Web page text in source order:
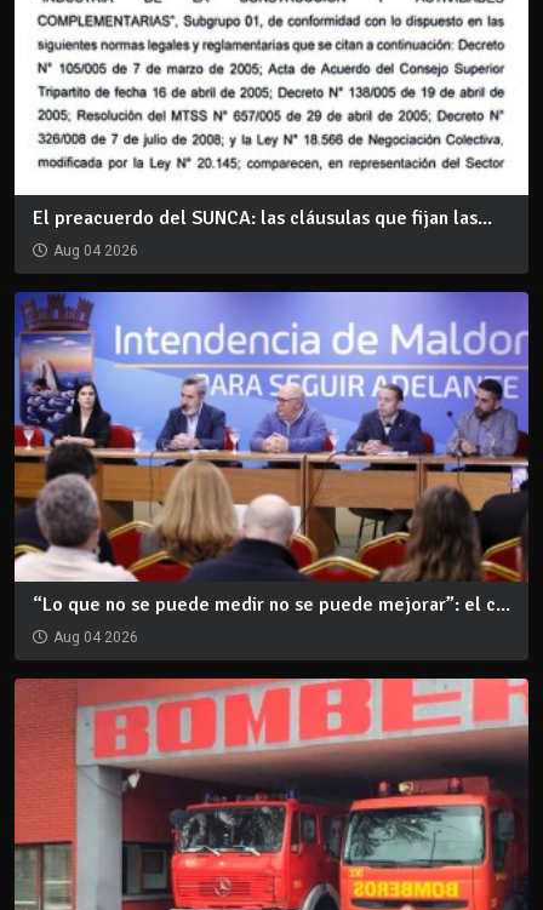
El preacuerdo del SUNCA: las cláusulas que fijan las...
Aug 04 2026
“Lo que no se puede medir no se puede mejorar”: el c...
Aug 04 2026